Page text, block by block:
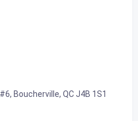
Boucherville, QC J4B 1S1